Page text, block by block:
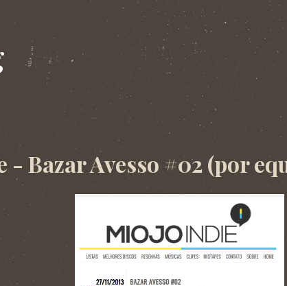
Imprensa: matérias, resenhas e entrevistas.
Bazar Avesso #02 (por